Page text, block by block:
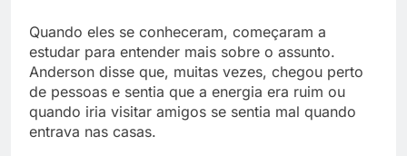
Quando eles se conheceram, começaram a
estudar para entender mais sobre o assunto.
Anderson disse que, muitas vezes, chegou perto
de pessoas e sentia que a energia era ruim ou
quando iria visitar amigos se sentia mal quando
entrava nas casas.